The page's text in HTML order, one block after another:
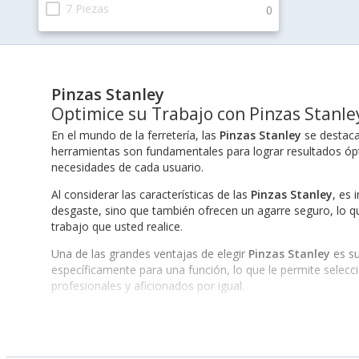
check_box_outline_blank 7 Piezas 0
Pinzas Stanley
Optimice su Trabajo con Pinzas
En el mundo de la ferretería, las Pinzas Stanley se
herramientas son fundamentales para lograr resultados
necesidades de cada usuario.
Al considerar las características de las Pinzas Stanley, es
desgaste, sino que también ofrecen un agarre seguro, lo
trabajo que usted realice.
Una de las grandes ventajas de elegir Pinzas Stanley es
específicamente para una función, lo que le permite
profesionales y aficionados por igual.
el trabajo, permitiéndole simplificar tareas complicadas.